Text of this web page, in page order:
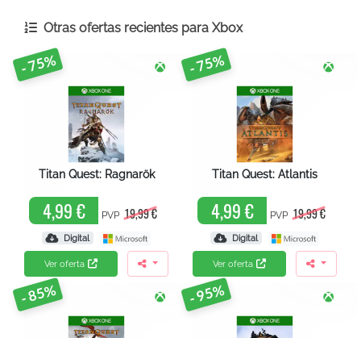
Otras ofertas recientes para Xbox
- 75%
Titan Quest: Ragnarök
4,99 € PVP 19,99 €
Digital
Ver oferta
- 75%
Titan Quest: Atlantis
4,99 € PVP 19,99 €
Digital
Ver oferta
- 85% - 95%